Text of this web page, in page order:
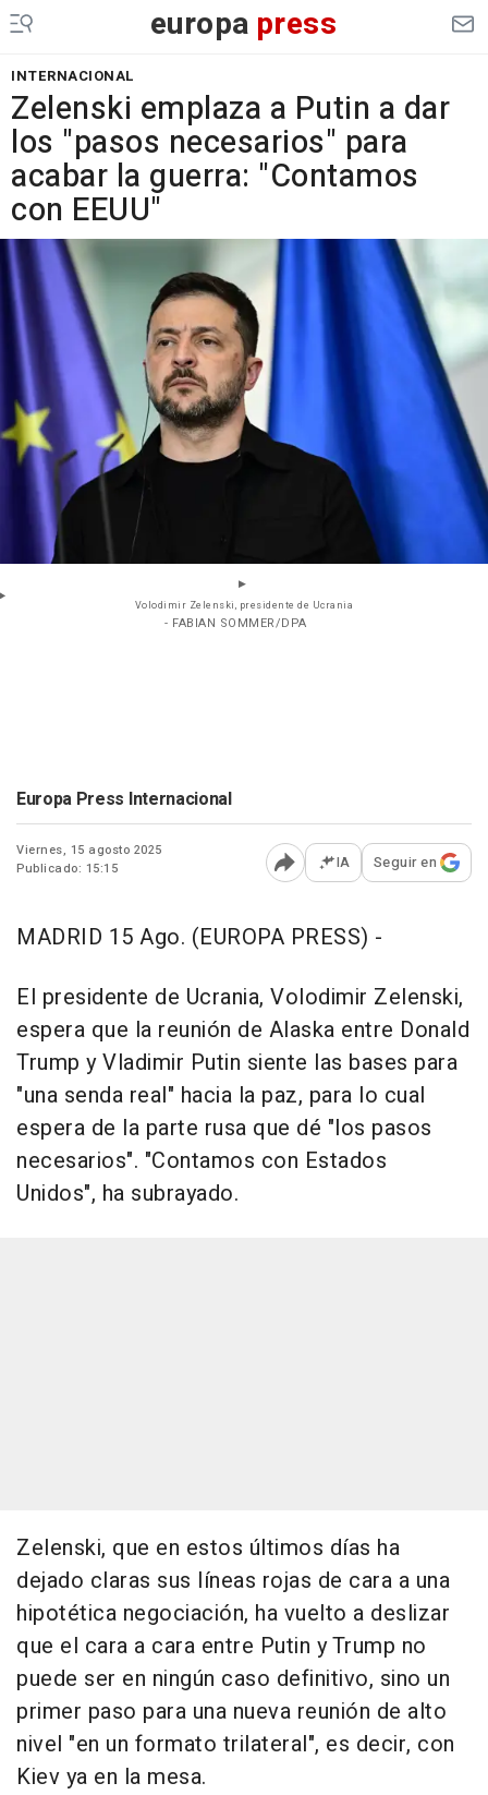
europa press
INTERNACIONAL
Zelenski emplaza a Putin a dar
los "pasos necesarios" para
acabar la guerra: "Contamos
con EEUU"
Volodimir Zelenski, presidente de Ucrania
- FABIAN SOMMER/DPA
Europa Press Internacional
Viernes, 15 agosto 2025
Publicado: 15:15
Abrir opciones para
IA Seguir en
MADRID 15 Ago. (EUROPA PRESS) -
El presidente de Ucrania, Volodimir Zelenski,
espera que la reunión de Alaska entre Donald
Trump y Vladimir Putin siente las bases para
"una senda real" hacia la paz, para lo cual
espera de la parte rusa que dé "los pasos
necesarios". "Contamos con Estados
Unidos", ha subrayado.
Zelenski, que en estos últimos días ha
dejado claras sus líneas rojas de cara a una
hipotética negociación, ha vuelto a deslizar
que el cara a cara entre Putin y Trump no
puede ser en ningún caso definitivo, sino un
primer paso para una nueva reunión de alto
nivel "en un formato trilateral", es decir, con
Kiev ya en la mesa.